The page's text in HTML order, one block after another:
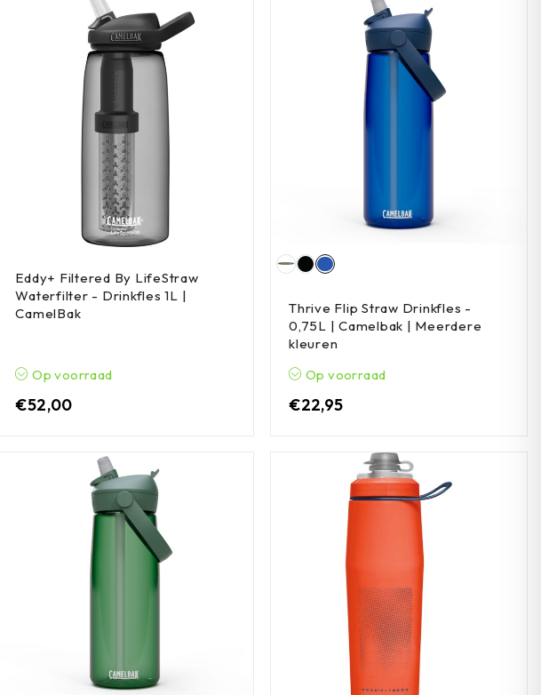
Eddy+ Filtered By LifeStraw
Waterfilter - Drinkfles 1L |
CamelBak
Op voorraad
€52,00
Thrive Flip Straw Drinkfles -
0,75L | Camelbak | Meerdere
kleuren
Op voorraad
€22,95